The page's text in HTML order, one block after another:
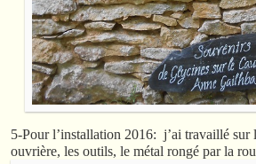
5-Pour l’installation 2016: j’ai travaillé sur
ouvrière, les outils, le métal rongé par la